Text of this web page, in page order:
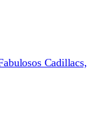
Cadillacs,